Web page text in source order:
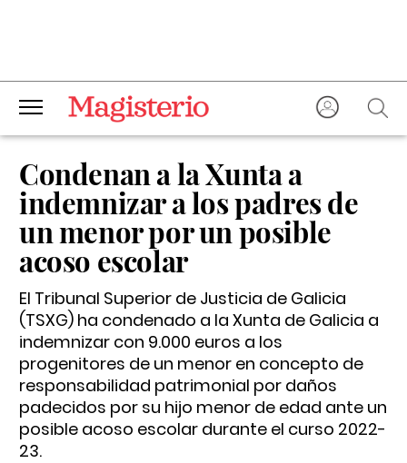
Condenan a la Xunta a
indemnizar a los padres de
un menor por un posible
acoso escolar
El Tribunal Superior de Justicia de Galicia
(TSXG) ha condenado a la Xunta de Galicia a
indemnizar con 9.000 euros a los
progenitores de un menor en concepto de
responsabilidad patrimonial por daños
padecidos por su hijo menor de edad ante un
posible acoso escolar durante el curso 2022-
23.